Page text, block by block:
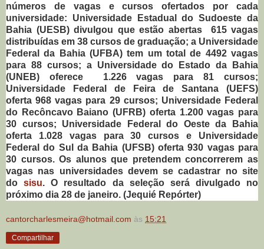
números de vagas e cursos ofertados por cada
universidade: Universidade Estadual do Sudoeste da
Bahia (UESB) divulgou que estão abertas 615 vagas
distribuídas em 38 cursos de graduação; a Universidade
Federal da Bahia (UFBA) tem um total de 4492 vagas
para 88 cursos; a Universidade do Estado da Bahia
(UNEB) oferece 1.226 vagas para 81 cursos;
Universidade Federal de Feira de Santana (UEFS)
oferta 968 vagas para 29 cursos; Universidade Federal
do Recôncavo Baiano (UFRB) oferta 1.200 vagas para
30 cursos; Universidade Federal do Oeste da Bahia
oferta 1.028 vagas para 30 cursos e Universidade
Federal do Sul da Bahia (UFSB) oferta 930 vagas para
30 cursos. Os alunos que pretendem concorrerem as
vagas nas universidades devem se cadastrar no site
dosisu. O resultado da seleção será divulgado no
próximo dia 28 de janeiro. (Jequié Repórter)
cantorcharlesmeira@hotmail.com às 15:21
Compartilhar